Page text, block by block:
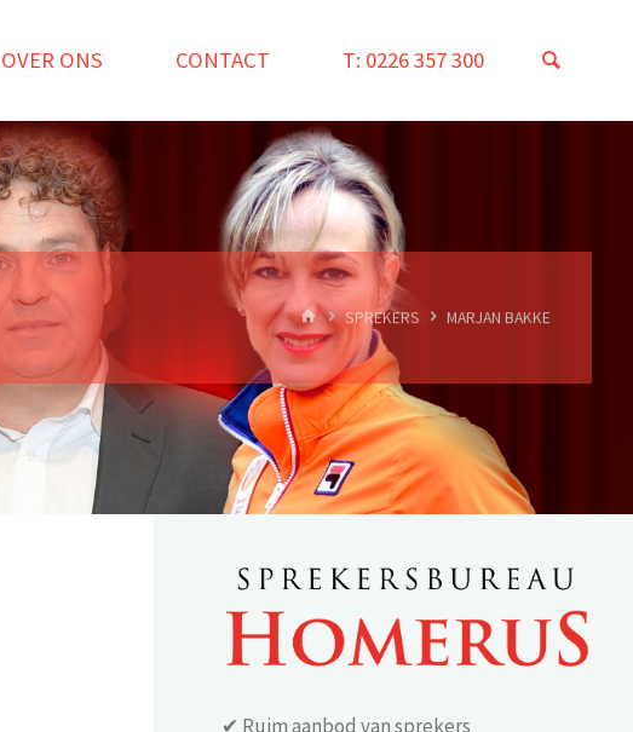
OVER ONS CONTACT T: 0226 357 300
HOMESPREKERS MARJAN BAKKER
✔ Ruim aanbod van sprekers